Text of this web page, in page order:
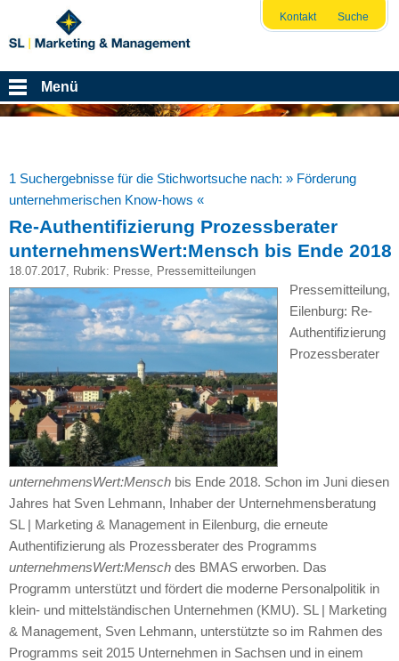
Kontakt Suche
Menü
1 Suchergebnisse für die Stichwortsuche nach: » Förderung
unternehmerischen Know-hows «
Re-Authentifizierung Prozessberater
unternehmensWert:Mensch bis Ende 2018
18.07.2017, Rubrik: Presse, Pressemitteilungen
Pressemitteilung,
Eilenburg: Re-
Authentifizierung
Prozessberater
unternehmensWert:Menschbis Ende 2018. Schon im Juni diesen
Jahres hat Sven Lehmann, Inhaber der Unternehmensberatung
SL | Marketing & Management in Eilenburg, die erneute
Authentifizierung als Prozessberater des Programms
unternehmensWert:Menschdes BMAS erworben. Das
Programm unterstützt und fördert die moderne Personalpolitik in
klein- und mittelständischen Unternehmen (KMU). SL | Marketing
& Management, Sven Lehmann, unterstützte so im Rahmen des
Programms seit 2015 Unternehmen in Sachsen und in einem